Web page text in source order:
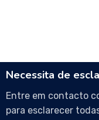
Necessita de
Entre em contacto
para esclarecer